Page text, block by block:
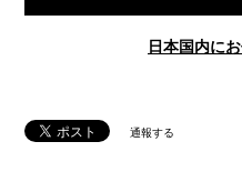
日本国内に
通報する